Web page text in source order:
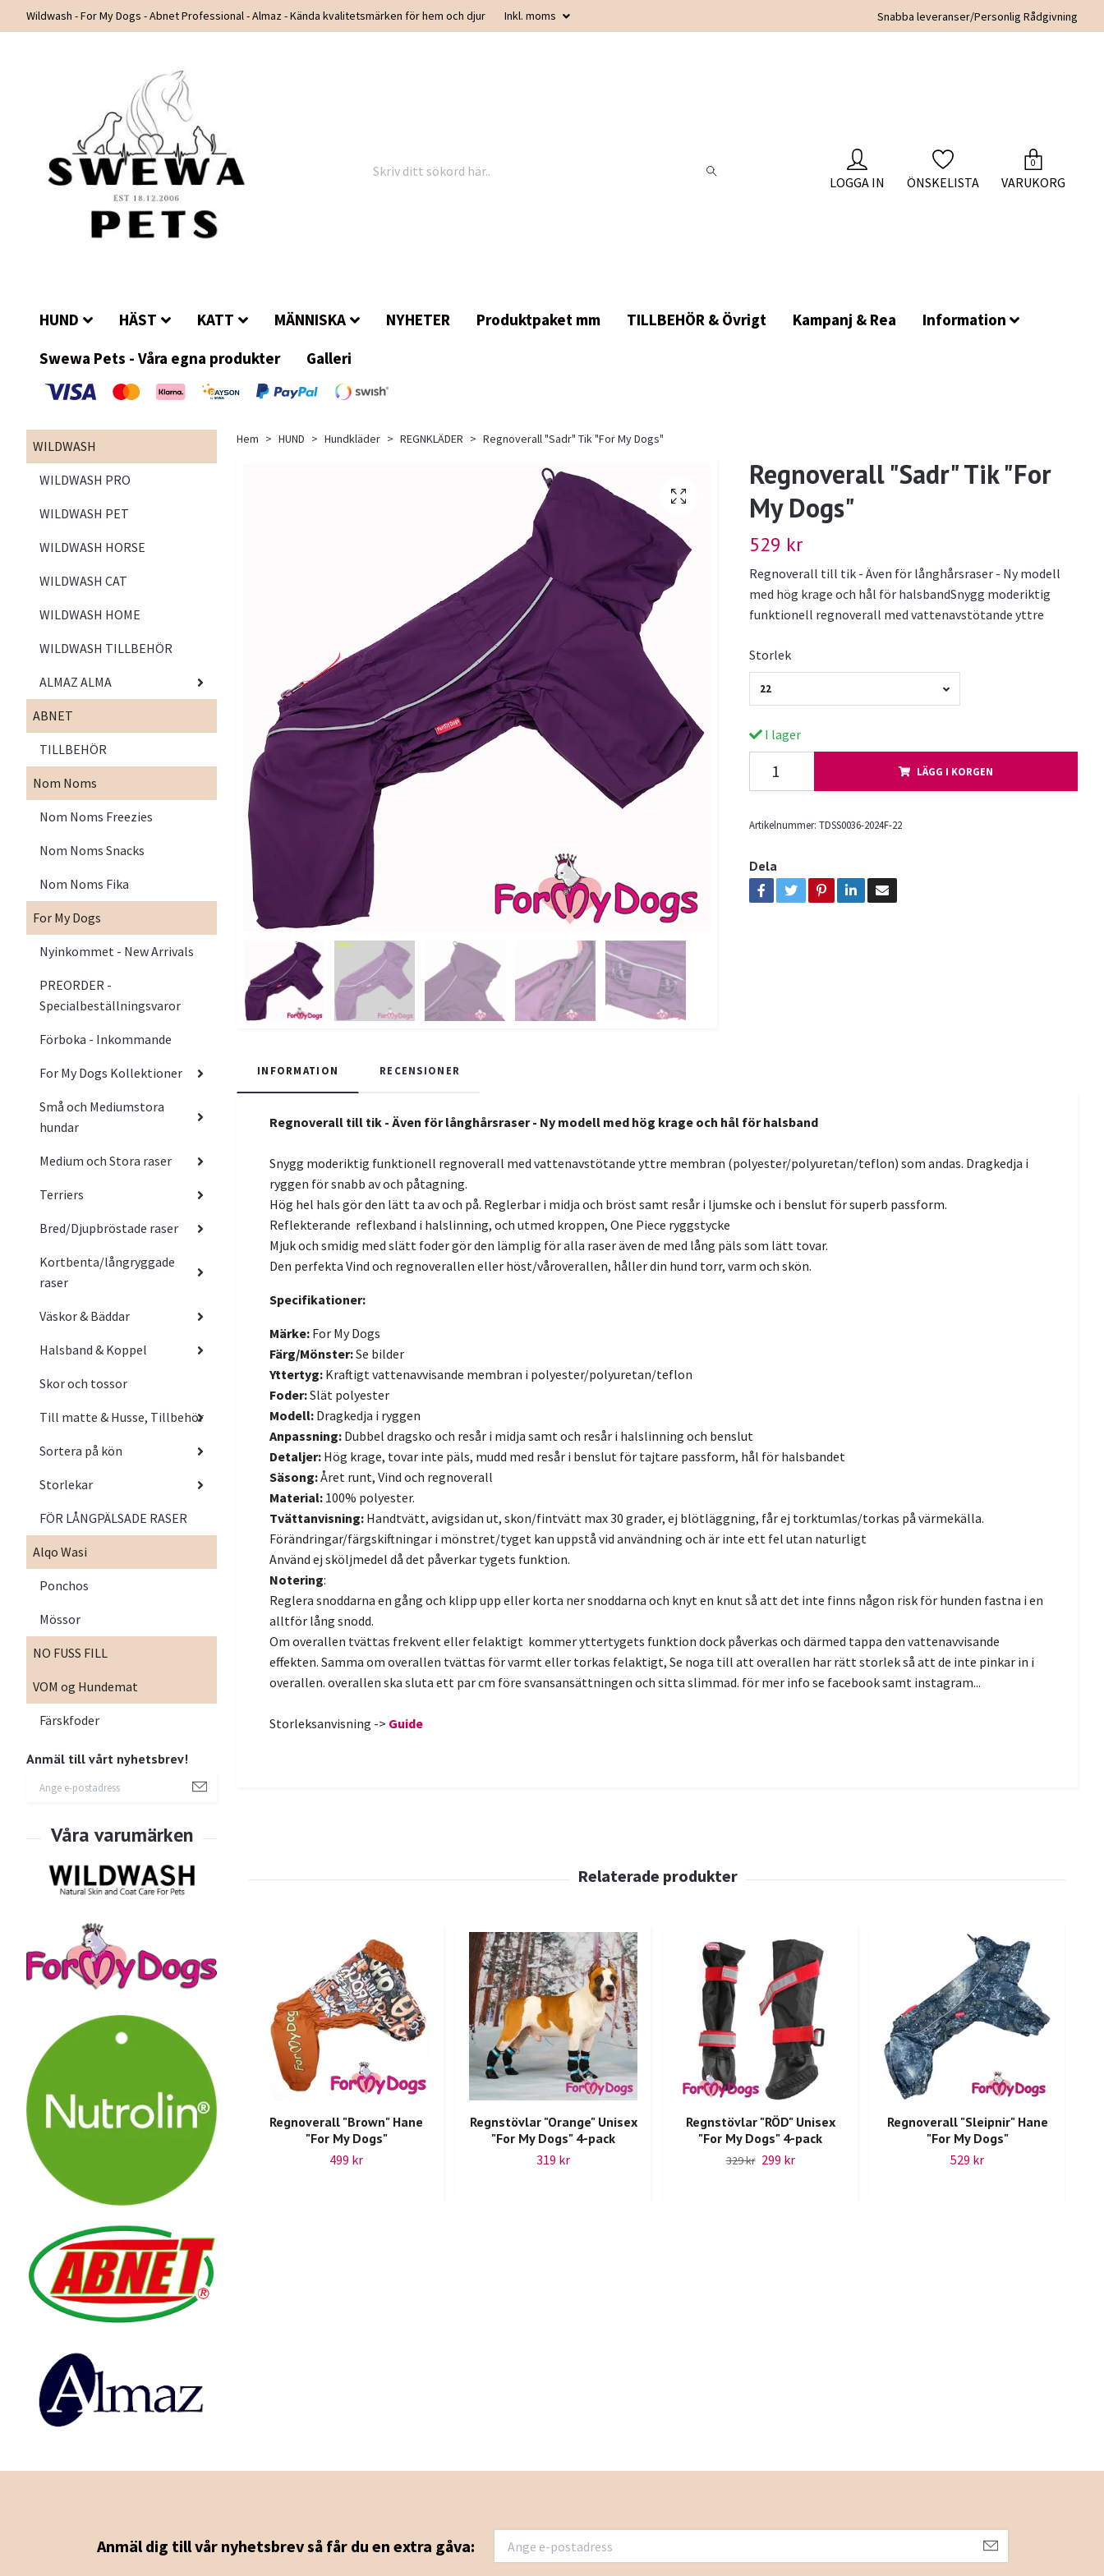
Wildwash - For My Dogs - Abnet Professional - Almaz - Kända kvalitetsmärken för hem och djur Inkl. moms Snabba leveranser/Personlig Rådgivning
LOGGA IN ÖNSKELISTA
0
VARUKORG
HUND HÄST KATT MÄNNISKA NYHETER Produktpaket mm TILLBEHÖR & Övrigt Kampanj & Rea
Information
Swewa Pets - Våra egna produkter
Galleri
WILDWASH
WILDWASH PRO
WILDWASH PET
WILDWASH HORSE
WILDWASH CAT
WILDWASH HOME
WILDWASH TILLBEHÖR
ALMAZ ALMA
ABNET
TILLBEHÖR
Nom Noms
Nom Noms Freezies
Nom Noms Snacks
Nom Noms Fika
For My Dogs
Nyinkommet - New Arrivals
PREORDER -
Specialbeställningsvaror
Förboka - Inkommande
For My Dogs Kollektioner
Små och Mediumstora
hundar
Medium och Stora raser
Terriers
Bred/Djupbröstade raser
Kortbenta/långryggade
raser
Väskor & Bäddar
Halsband & Koppel
Skor och tossor
Till matte & Husse, Tillbehör
Sortera på kön
Storlekar
FÖR LÅNGPÄLSADE RASER
Alqo Wasi
Ponchos
Mössor
NO FUSS FILL
VOM og Hundemat
Färskfoder
Anmäl till vårt nyhetsbrev!
Hem HUND Hundkläder REGNKLÄDER Regnoverall "Sadr" Tik "For My Dogs"
Regnoverall "Sadr" Tik "For
My Dogs"
529 kr
Regnoverall till tik - Även för långhårsraser - Ny modell
med hög krage och hål för halsbandSnygg moderiktig
funktionell regnoverall med vattenavstötande yttre
Storlek
22
I lager
LÄGG I KORGEN
Artikelnummer: TDSS0036-2024F-22
Dela
INFORMATION RECENSIONER
Regnoverall till tik - Även för långhårsraser - Ny modell med hög krage och hål för halsband
Snygg moderiktig funktionell regnoverall med vattenavstötande yttre membran (polyester/polyuretan/teflon) som andas. Dragkedja i
ryggen för snabb av och påtagning.
Hög hel hals gör den lätt ta av och på. Reglerbar i midja och bröst samt resår i ljumske och i benslut för superb passform.
Reflekterande reflexband i halslinning, och utmed kroppen, One Piece ryggstycke
Mjuk och smidig med slätt foder gör den lämplig för alla raser även de med lång päls som lätt tovar.
Den perfekta Vind och regnoverallen eller höst/våroverallen, håller din hund torr, varm och skön.
Specifikationer:
Märke: For My Dogs
Färg/Mönster:Se bilder
Yttertyg: Kraftigt vattenavvisande membran i polyester/polyuretan/teflon
Foder:Slät polyester
Modell: Dragkedja i ryggen
Anpassning: Dubbel dragsko och resår i midja samt och resår i halslinning och benslut
Detaljer: Hög krage, tovar inte päls, mudd med resår i benslut för tajtare passform, hål för halsbandet
Säsong:Året runt, Vind och regnoverall
Material: 100% polyester.
Tvättanvisning: Handtvätt, avigsidan ut, skon/fintvätt max 30 grader, ej blötläggning, får ej torktumlas/torkas på värmekälla.
Förändringar/färgskiftningar i mönstret/tyget kan uppstå vid användning och är inte ett fel utan naturligt
Använd ej sköljmedel då det påverkar tygets funktion.
Notering:
Reglera snoddarna en gång och klipp upp eller korta ner snoddarna och knyt en knut så att det inte finns någon risk för hunden fastna i en
alltför lång snodd.
Om overallen tvättas frekvent eller felaktigt kommer yttertygets funktion dock påverkas och därmed tappa den vattenavvisande
effekten. Samma om overallen tvättas för varmt eller torkas felaktigt, Se noga till att overallen har rätt storlek så att de inte pinkar in i
overallen. overallen ska sluta ett par cm före svansansättningen och sitta slimmad. för mer info se facebook samt instagram...
Storleksanvisning -> Guide
Regnoverall "Brown" Hane
"For My Dogs"
499 kr
Regnstövlar "Orange" Unisex
"For My Dogs" 4-pack
319 kr
Regnstövlar "RÖD" Unisex
"For My Dogs" 4-pack
329 kr 299 kr
Regnoverall "Sleipnir" Hane
"For My Dogs"
529 kr
Anmäl dig till vår nyhetsbrev så får du en extra gåva: